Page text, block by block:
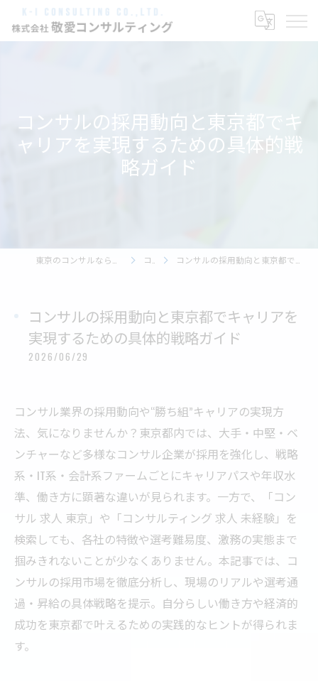
コンサルの採用動向と東京都でキ
ャリアを実現するための具体的戦
略ガイド
コラム コンサルの採用動向と東京都でキャリアを実現するための具体的戦略ガイド
コンサルの採用動向と東京都でキャリアを
実現するための具体的戦略ガイド
2026/06/29
コンサル業界の採用動向や“勝ち組”キャリアの実現方
法、気になりませんか？東京都内では、大手・中堅・ベ
ンチャーなど多様なコンサル企業が採用を強化し、戦略
系・IT系・会計系ファームごとにキャリアパスや年収水
準、働き方に顕著な違いが見られます。一方で、「コン
サル 求人 東京」や「コンサルティング 求人 未経験」を
検索しても、各社の特徴や選考難易度、激務の実態まで
掴みきれないことが少なくありません。本記事では、コ
ンサルの採用市場を徹底分析し、現場のリアルや選考通
過・昇給の具体戦略を提示。自分らしい働き方や経済的
成功を東京都で叶えるための実践的なヒントが得られま
す。